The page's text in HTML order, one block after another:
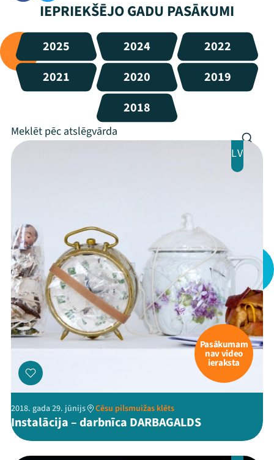
IEPRIEKŠĒJO GADU PASĀKUMI
2025 2024
2022
2021
2020
2019
2018
LV
Pasākumam
nav video
ieraksta
2018. gada 29. jūnijs Cēsu pilsmuižas klēts
Instalācija – darbnīca DARBAGALDS